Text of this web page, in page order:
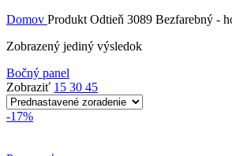
Domov Produkt Odtieň 3089 Bezfarebný -
Zobrazený jediný výsledok
Bočný panel
Zobraziť 15 30 45
-17%